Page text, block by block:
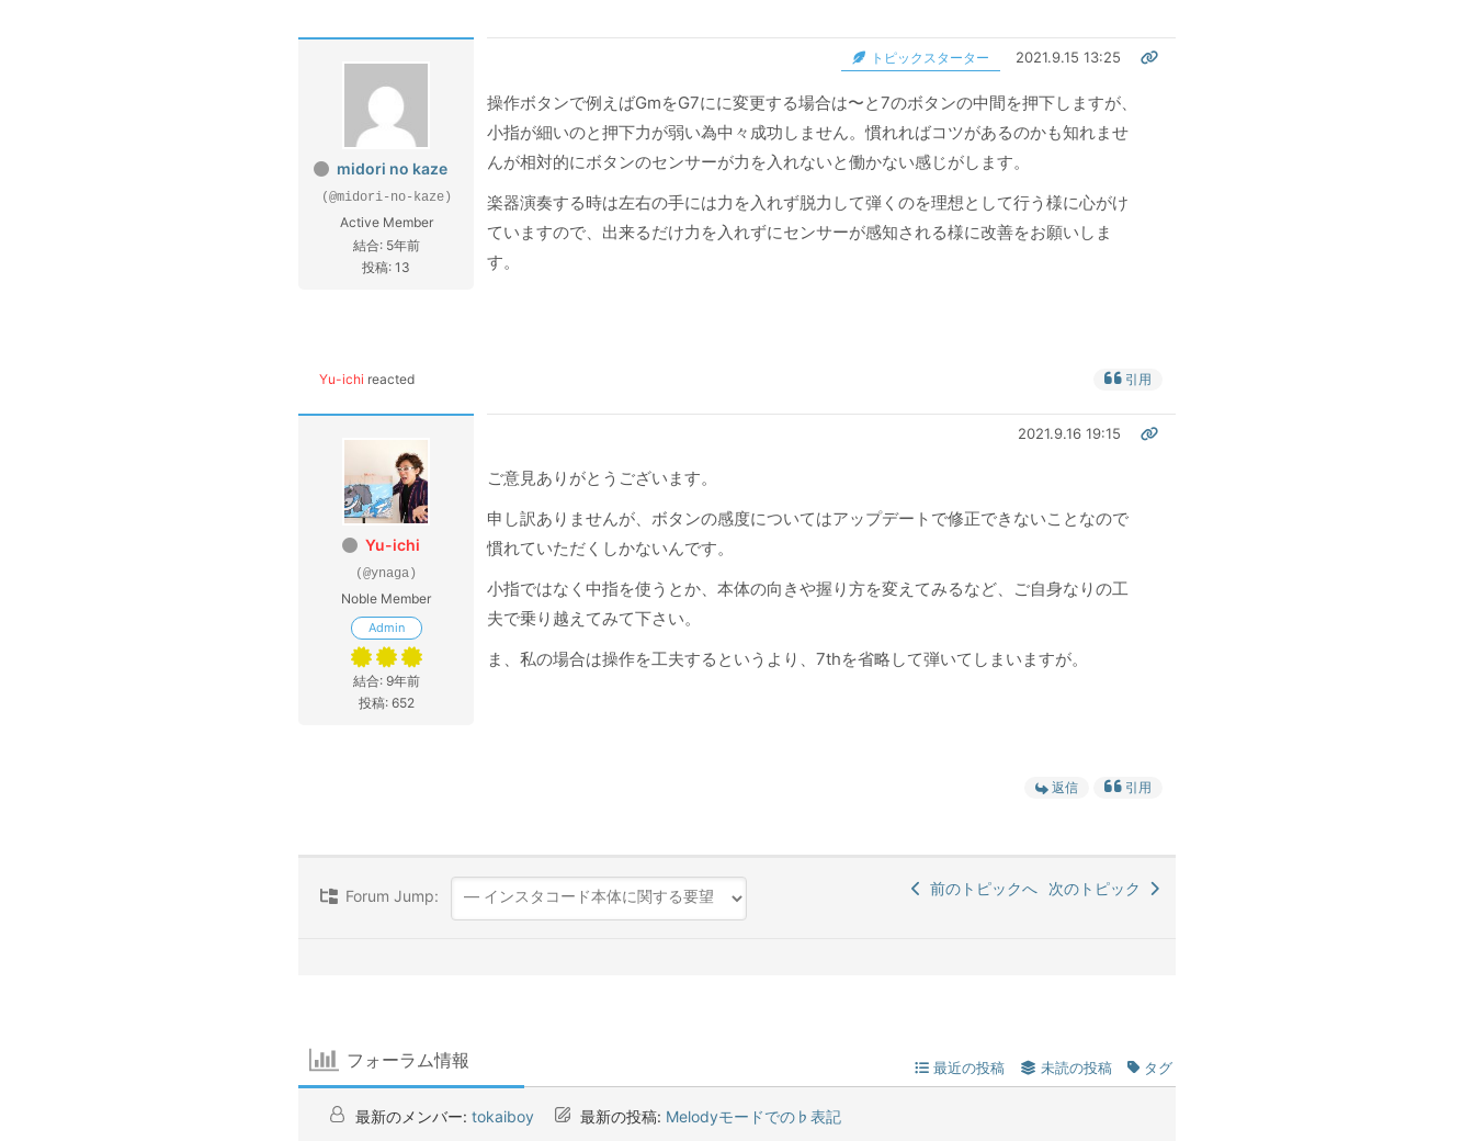
midori no kaze
(@midori-no-kaze)
Active Member
結合: 5年前
投稿: 13
トピックスターター 2021.9.15 13:25
操作ボタンで例えばGmをG7にに変更する場合は〜と7のボタンの中間を押下しますが、
小指が細いのと押下力が弱い為中々成功しません。慣れればコツがあるのかも知れませ
んが相対的にボタンのセンサーが力を入れないと働かない感じがします。
楽器演奏する時は左右の手には力を入れず脱力して弾くのを理想として行う様に心がけ
ていますので、出来るだけ力を入れずにセンサーが感知される様に改善をお願いしま
す。
Yu-ichi reacted 引用
Yu-ichi
(@ynaga)
Noble Member
Admin
結合: 9年前
投稿: 652
2021.9.16 19:15
ご意見ありがとうございます。
申し訳ありませんが、ボタンの感度についてはアップデートで修正できないことなので
慣れていただくしかないんです。
小指ではなく中指を使うとか、本体の向きや握り方を変えてみるなど、ご自身なりの工
夫で乗り越えてみて下さい。
ま、私の場合は操作を工夫するというより、7thを省略して弾いてしまいますが。
返信 引用
Forum Jump: 前のトピックへ 次のトピック
フォーラム情報 最近の投稿 未読の投稿 タグ
最新のメンバー: tokaiboy 最新の投稿: Melodyモードでの♭表記